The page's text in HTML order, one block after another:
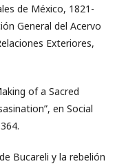
de México, 1821-
General del Acervo
Exteriores,
of a Sacred
en Social
Bucareli y la rebelión